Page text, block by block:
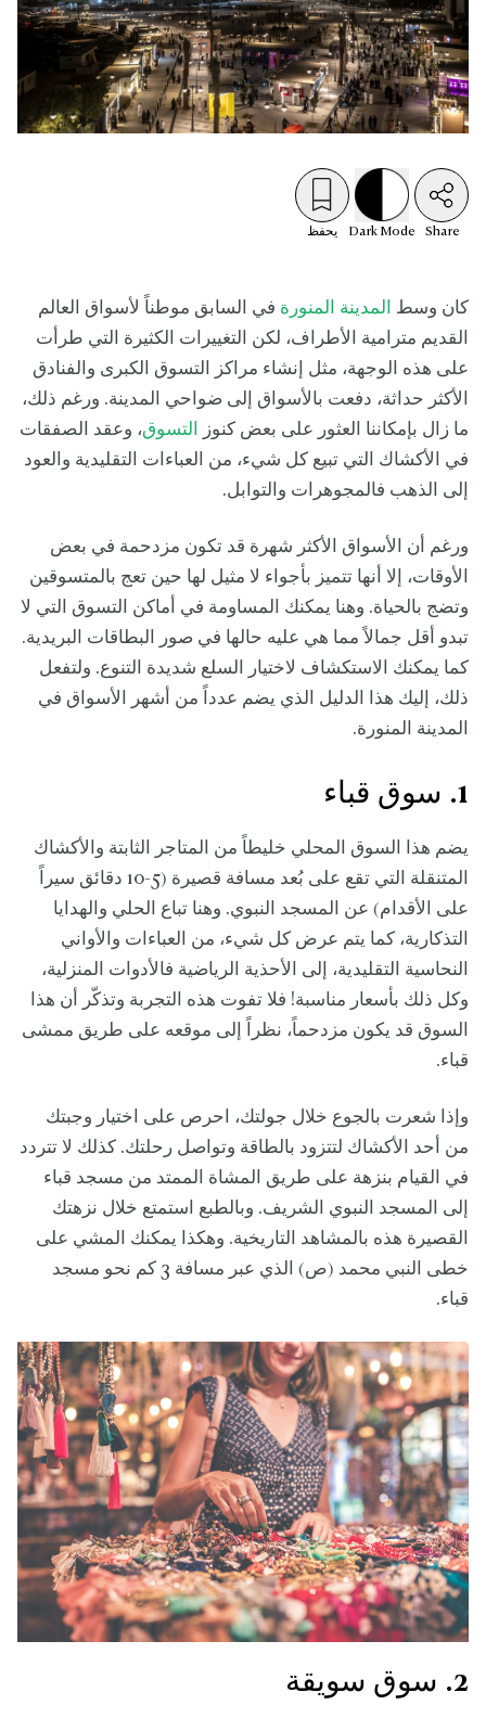
Share
Dark Mode يحفظ
كان وسط المدينة المنورة في السابق موطناً لأسواق العالم
القديم مترامية الأطراف، لكن التغييرات الكثيرة التي طرأت
على هذه الوجهة، مثل إنشاء مراكز التسوق الكبرى والفنادق
الأكثر حداثة، دفعت بالأسواق إلى ضواحي المدينة. ورغم ذلك،
ما زال بإمكاننا العثور على بعض كنوز
التسوق، وعقد الصفقات
في الأكشاك التي تبيع كل شيء، من العباءات التقليدية والعود
إلى الذهب فالمجوهرات والتوابل.
ورغم أن الأسواق الأكثر شهرة قد تكون مزدحمة في بعض
الأوقات، إلا أنها تتميز بأجواء لا مثيل لها حين تعج بالمتسوقين
وتضج بالحياة. وهنا يمكنك المساومة في أماكن التسوق التي لا
تبدو أقل جمالاً مما هي عليه حالها في صور البطاقات البريدية.
كما يمكنك الاستكشاف لاختيار السلع شديدة التنوع. ولتفعل
ذلك، إليك هذا الدليل الذي يضم عدداً من أشهر الأسواق في
المدينة المنورة.
1. سوق قباء
يضم هذا السوق المحلي خليطاً من المتاجر الثابتة والأكشاك
المتنقلة التي تقع على بُعد مسافة قصيرة (5-10 دقائق سيراً
على الأقدام) عن المسجد النبوي. وهنا تباع الحلي والهدايا
التذكارية، كما يتم عرض كل شيء، من العباءات والأواني
النحاسية التقليدية، إلى الأحذية الرياضية فالأدوات المنزلية،
وكل ذلك بأسعار مناسبة! فلا تفوت هذه التجربة وتذكّر أن هذا
السوق قد يكون مزدحماً، نظراً إلى موقعه على طريق ممشى
قباء.
وإذا شعرت بالجوع خلال جولتك، احرص على اختيار وجبتك
من أحد الأكشاك لتتزود بالطاقة وتواصل رحلتك. كذلك لا تتردد
في القيام بنزهة على طريق المشاة الممتد من مسجد قباء
إلى المسجد النبوي الشريف. وبالطبع استمتع خلال نزهتك
القصيرة هذه بالمشاهد التاريخية. وهكذا يمكنك المشي على
خطى النبي محمد (ص) الذي عبر مسافة 3 كم نحو مسجد
قباء.
2. سوق سويقة